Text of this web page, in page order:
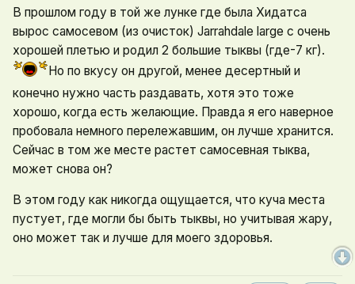
В прошлом году в той же лунке где была Хидатса
вырос самосевом (из очисток) Jarrahdale large с очень
хорошей плетью и родил 2 большие тыквы (где-7 кг).
Но по вкусу он другой, менее десертный и
конечно нужно часть раздавать, хотя это тоже
хорошо, когда есть желающие. Правда я его наверное
пробовала немного перележавшим, он лучше хранится.
Сейчас в том же месте растет самосевная тыква,
может снова он?
В этом году как никогда ощущается, что куча места
пустует, где могли бы быть тыквы, но учитывая жару,
оно может так и лучше для моего здоровья.